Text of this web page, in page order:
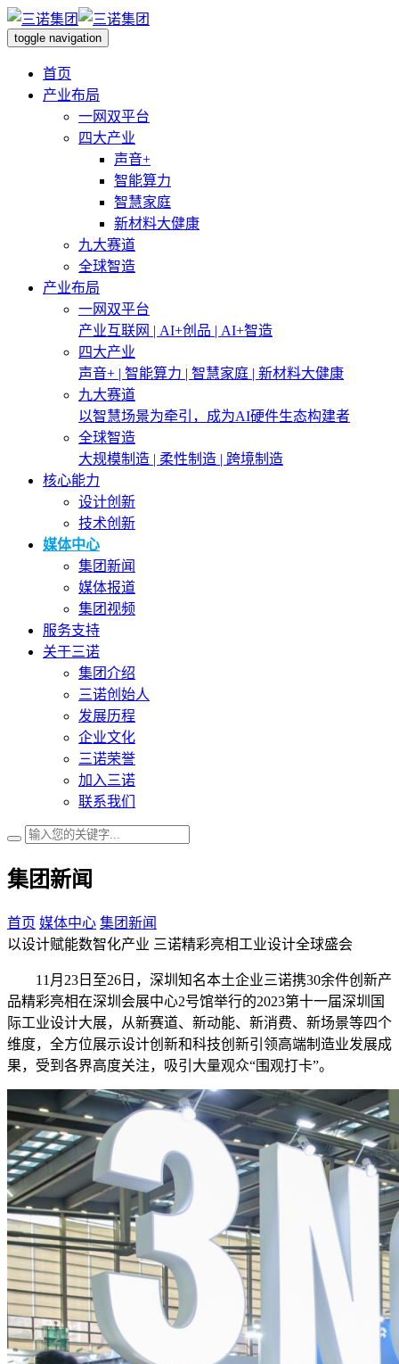
toggle navigation
首页
产业布局
一网双平台
四大产业
声音+
智能算力
智慧家庭
新材料大健康
九大赛道
全球智造
产业布局
一网双平台
产业互联网 | AI+创品 | AI+智造
四大产业
声音+ | 智能算力 | 智慧家庭 | 新材料大健康
九大赛道
以智慧场景为牵引，成为AI硬件生态构建者
全球智造
大规模制造 | 柔性制造 | 跨境制造
核心能力
设计创新
技术创新
媒体中心
集团新闻
媒体报道
集团视频
服务支持
关于三诺
集团介绍
三诺创始人
发展历程
企业文化
三诺荣誉
加入三诺
联系我们
集团新闻
首页 媒体中心 集团新闻
以设计赋能数智化产业 三诺精彩亮相工业设计全球盛会
11月23日至26日，深圳知名本土企业三诺携30余件创新产
品精彩亮相在深圳会展中心2号馆举行的2023第十一届深圳国
际工业设计大展，从新赛道、新动能、新消费、新场景等四个
维度，全方位展示设计创新和科技创新引领高端制造业发展成
果，受到各界高度关注，吸引大量观众“围观打卡”。